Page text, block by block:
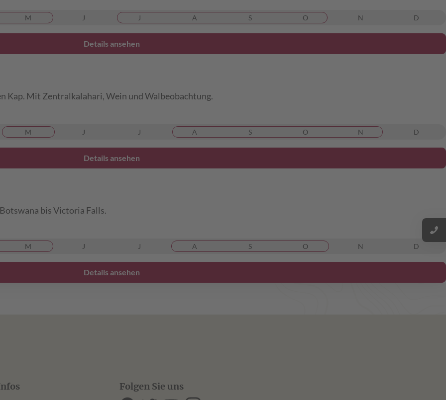
M J J A S O N D
Details ansehen
Kap. Mit Zentralkalahari, Wein und Walbeobachtung.
M J J A S O N D
Details ansehen
bis Victoria Falls.
M J J A S O N D
Details ansehen
Folgen Sie uns